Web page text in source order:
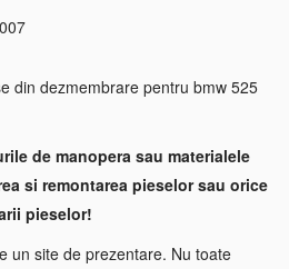
din dezmembrare pentru bmw 525
de manopera sau materialele
si remontarea pieselor sau orice
pieselor!
un site de prezentare. Nu toate